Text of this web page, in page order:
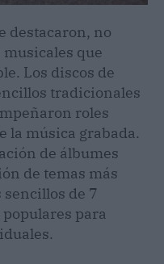
destacaron, no
que
Los discos de
tradicionales
roles
la música grabada.
de álbumes
de temas más
de 7
para